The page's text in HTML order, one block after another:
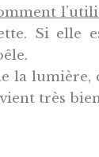
Si elle
la
très